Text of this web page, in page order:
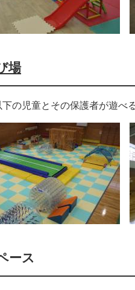
場
の児童とその保護者が遊べ
ース